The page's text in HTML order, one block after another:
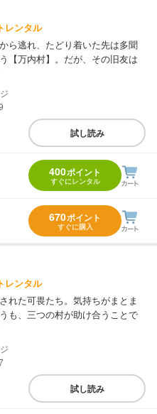
レンタル
ら逃れ、たどり着いた先は多聞
【万内村】。だが、その旧友は
試し読み
400ポイント
すぐにレンタル
670ポイント
すぐに購入
レンタル
れた可畏たち。気持ちがまとま
も、三つの村が助け合うことで
試し読み